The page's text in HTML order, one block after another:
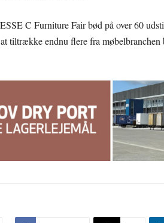
C Furniture Fair bød på over 60
tiltrække endnu flere fra